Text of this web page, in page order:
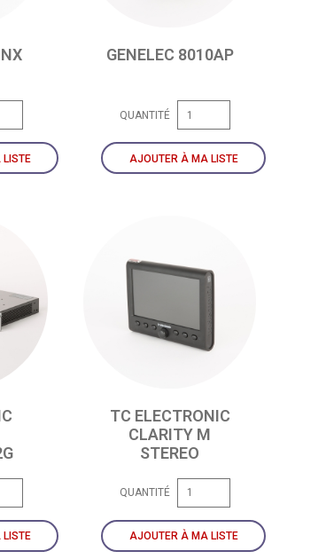
GENELEC 8010AP
QUANTITÉ
AJOUTER À MA LISTE
TC ELECTRONIC
CLARITY M
STEREO
QUANTITÉ
AJOUTER À MA LISTE